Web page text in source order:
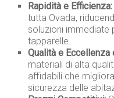
Rapidità e Efficienza:
tutta Ovada,
soluzioni immediate
tapparelle.
Qualità e Eccellenza
materiali di alta
affidabili che
sicurezza delle